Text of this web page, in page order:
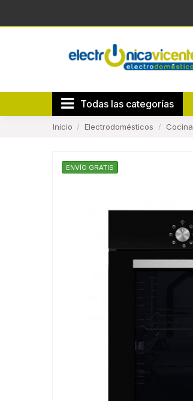
Todas las categorías
Inicio Electrodomésticos Cocina
ENVÍO GRATIS